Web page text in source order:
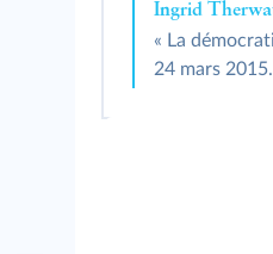
Ingrid
« La
24 mars 2015.